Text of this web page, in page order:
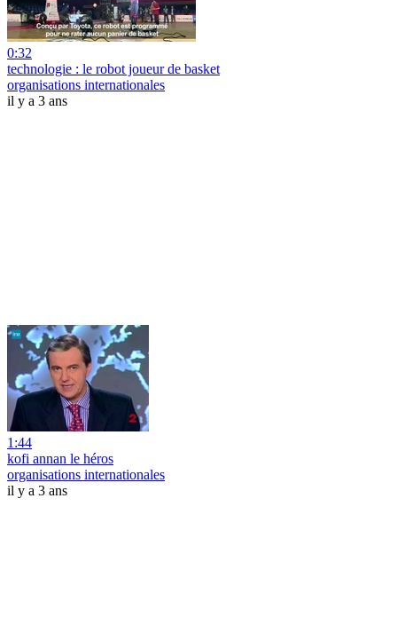
0:32
technologie : le robot joueur de basket
organisations internationales
il y a 3 ans
1:44
kofi annan le héros
organisations internationales
il y a 3 ans